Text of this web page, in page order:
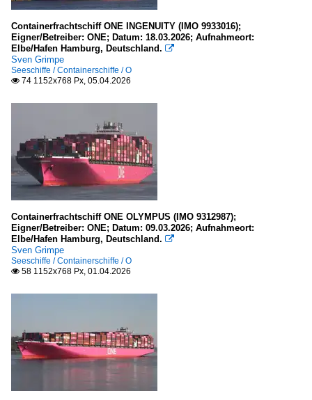
Containerfrachtschiff ONE INGENUITY (IMO 9933016);
Eigner/Betreiber: ONE; Datum: 18.03.2026; Aufnahmeort:
Elbe/Hafen Hamburg, Deutschland. 
Sven Grimpe
Seeschiffe / Containerschiffe / O
 74 1152x768 Px, 05.04.2026
Containerfrachtschiff ONE OLYMPUS (IMO 9312987);
Eigner/Betreiber: ONE; Datum: 09.03.2026; Aufnahmeort:
Elbe/Hafen Hamburg, Deutschland. 
Sven Grimpe
Seeschiffe / Containerschiffe / O
 58 1152x768 Px, 01.04.2026